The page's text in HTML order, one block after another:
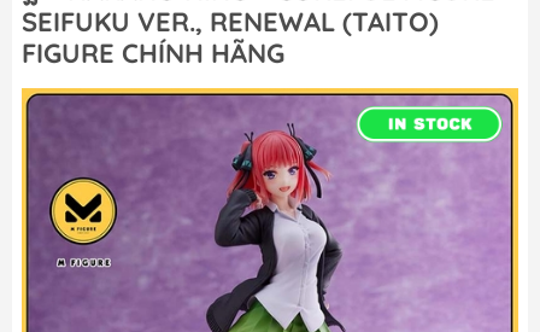
SEIFUKU VER., RENEWAL (TAITO)
FIGURE CHÍNH HÃNG